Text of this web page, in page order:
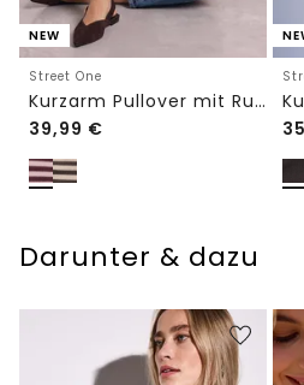
NEW
Street One
Kurzarm Pullover mit Rundhals und Streifen
39,99 €
Darunter & dazu